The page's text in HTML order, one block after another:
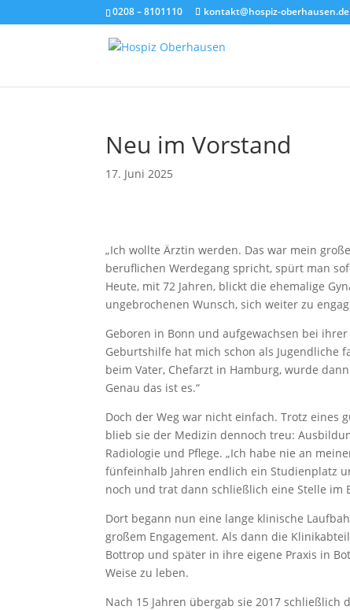
0208 – 8101110 kontakt@hospiz-oberhausen.de
Neu im Vorstand
17. Juni 2025
„Ich wollte Ärztin werden. Das war mein
beruflichen Werdegang spricht, spürt man
Heute, mit 72 Jahren, blickt die ehemalige
ungebrochenen Wunsch, sich weiter zu
Geboren in Bonn und aufgewachsen bei
Geburtshilfe hat mich schon als Jugendliche
beim Vater, Chefarzt in Hamburg, wurde
Genau das ist es.“
Doch der Weg war nicht einfach. Trotz eines
blieb sie der Medizin dennoch treu:
Radiologie und Pflege. „Ich habe nie an
fünfeinhalb Jahren endlich ein Studienplatz
noch und trat dann schließlich eine Stelle im
Dort begann nun eine lange klinische
großem Engagement. Als dann die
Bottrop und später in ihre eigene Praxis in
Weise zu leben.
Nach 15 Jahren übergab sie 2017